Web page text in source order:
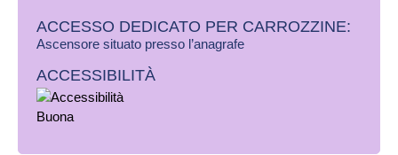
ACCESSO DEDICATO PER CARROZZINE:
Ascensore situato presso l’anagrafe
ACCESSIBILITÀ